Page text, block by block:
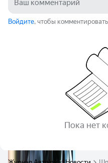
Войдите, чтобы комментировать
Пока нет